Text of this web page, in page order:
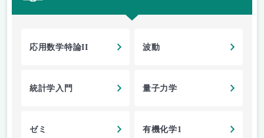
応用数学特論II 波動
統計学入門 量子力学
ゼミ 有機化学1